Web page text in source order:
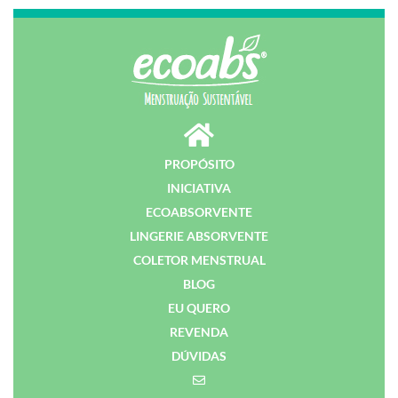
PROPÓSITO
INICIATIVA
ECOABSORVENTE
LINGERIE ABSORVENTE
COLETOR MENSTRUAL
BLOG
EU QUERO
REVENDA
DÚVIDAS